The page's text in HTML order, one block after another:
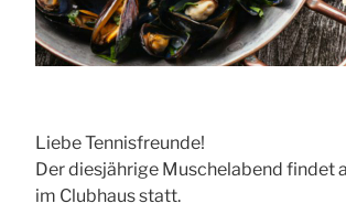
Liebe Tennisfreunde!
Der diesjährige Muschelabend findet
im Clubhaus statt.